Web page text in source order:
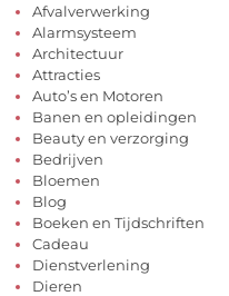
Afvalverwerking
Alarmsysteem
Architectuur
Attracties
Auto’s en Motoren
Banen en opleidingen
Beauty en verzorging
Bedrijven
Bloemen
Blog
Boeken en Tijdschriften
Cadeau
Dienstverlening
Dieren